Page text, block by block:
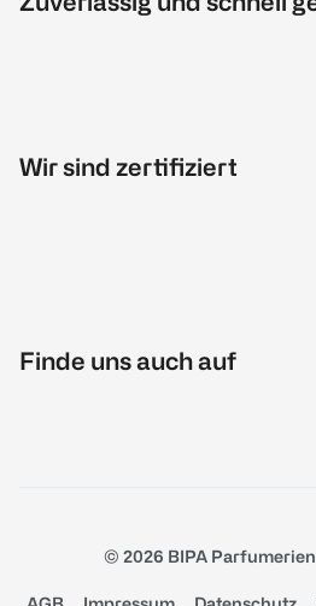
Wir sind zertifiziert
Finde uns auch auf
© 2026 BIPA